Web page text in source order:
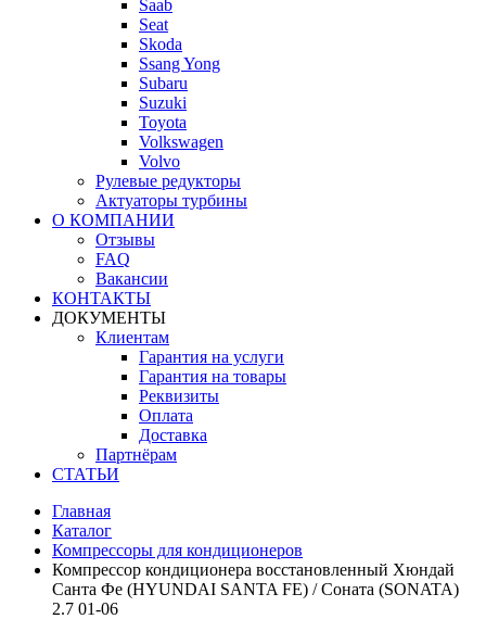
Saab
Seat
Skoda
Ssang Yong
Subaru
Suzuki
Toyota
Volkswagen
Volvo
Рулевые редукторы
Актуаторы турбины
О КОМПАНИИ
Отзывы
FAQ
Вакансии
КОНТАКТЫ
ДОКУМЕНТЫ
Клиентам
Гарантия на услуги
Гарантия на товары
Реквизиты
Оплата
Доставка
Партнёрам
СТАТЬИ
Главная
Каталог
Компрессоры для кондиционеров
Компрессор кондиционера восстановленный Хюндай
Санта Фе (HYUNDAI SANTA FE) / Соната (SONATA)
2.7 01-06